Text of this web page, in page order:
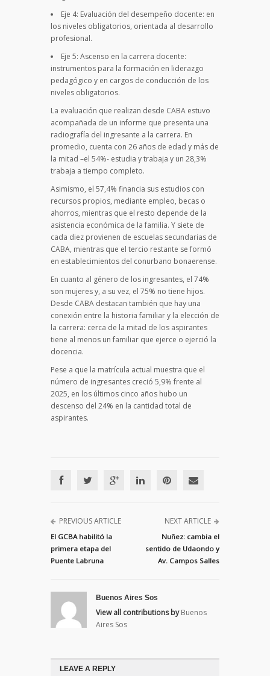
Eje 4: Evaluación del desempeño docente: en
los niveles obligatorios, orientada al desarrollo
profesional.
Eje 5: Ascenso en la carrera docente:
instrumentos para la formación en liderazgo
pedagógico y en cargos de conducción de los
niveles obligatorios.
La evaluación que realizan desde CABA estuvo
acompañada de un informe que presenta una
radiografía del ingresante a la carrera. En
promedio, cuenta con 26 años de edad y más de
la mitad –el 54%- estudia y trabaja y un 28,3%
trabaja a tiempo completo.
Asimismo, el 57,4% financia sus estudios con
recursos propios, mediante empleo, becas o
ahorros, mientras que el resto depende de la
asistencia económica de la familia. Y siete de
cada diez provienen de escuelas secundarias de
CABA, mientras que el tercio restante se formó
en establecimientos del conurbano bonaerense.
En cuanto al género de los ingresantes, el 74%
son mujeres y, a su vez, el 75% no tiene hijos.
Desde CABA destacan también que hay una
conexión entre la historia familiar y la elección de
la carrera: cerca de la mitad de los aspirantes
tiene al menos un familiar que ejerce o ejerció la
docencia.
Pese a que la matrícula actual muestra que el
número de ingresantes creció 5,9% frente al
2025, en los últimos cinco años hubo un
descenso del 24% en la cantidad total de
aspirantes.
PREVIOUS ARTICLE
El GCBA habilitó la
primera etapa del
Puente Labruna
NEXT ARTICLE
Nuñez: cambia el
sentido de Udaondo y
Av. Campos Salles
Buenos Aires Sos
View all contributions by Buenos
Aires Sos
LEAVE A REPLY